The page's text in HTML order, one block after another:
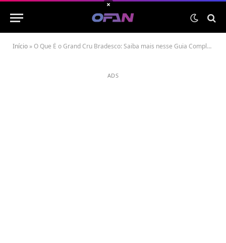
Início »O Que É o Grand Cru Bradesco: Saiba mais nesse Guia Completo
ADS
×